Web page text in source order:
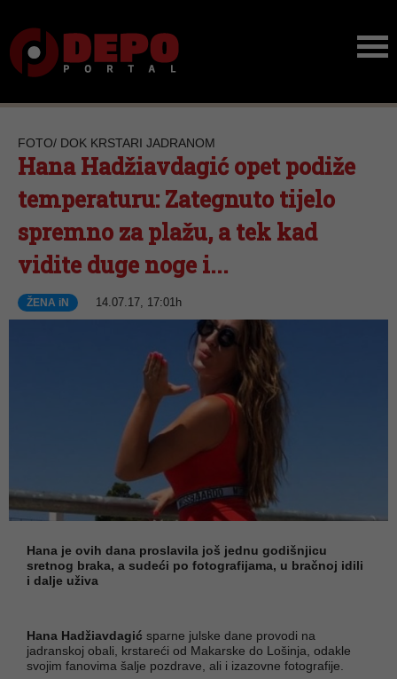
FOTO/ DOK KRSTARI JADRANOM
Hana Hadžiavdagić opet podiže
temperaturu: Zategnuto tijelo
spremno za plažu, a tek kad
vidite duge noge i...
ŽENA iN 14.07.17, 17:01h
Hana je ovih dana proslavila još jednu godišnjicu
sretnog braka, a sudeći po fotografijama, u bračnoj idili
i dalje uživa
Hana Hadžiavdagić sparne julske dane provodi na
jadranskoj obali, krstareći od Makarske do Lošinja, odakle
svojim fanovima šalje pozdrave, ali i izazovne fotografije.